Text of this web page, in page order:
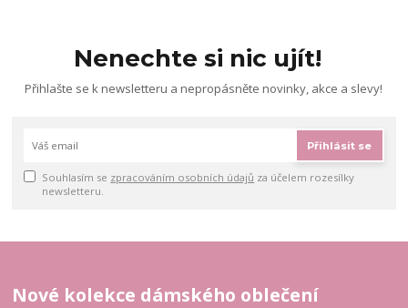
Nenechte si nic ujít!
Přihlašte se k newsletteru a nepropásněte novinky, akce a slevy!
Přihlásit se
Souhlasím se zpracováním osobních údajů za účelem rozesílky
newsletteru.
Nové kolekce dámského oblečení